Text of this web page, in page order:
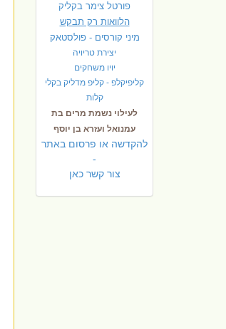
פורטל צימר בקליק
הלוואות רק תבקש
מיני קורסים - פולסטאק
יצירת טריויה
יויו משחקים
קליפיקלפ - קליפ מדליק בקלי
קלות
לעילוי נשמת מרים בת
עמנואל ועזרא בן יוסף
להקדשה או פרסום באתר
-
צור קשר כאן